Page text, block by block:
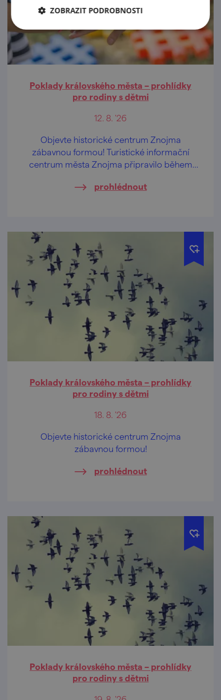
Poklady královského města – prohlídky
pro rodiny s dětmi
12. 8. '26
Objevte historické centrum Znojma
zábavnou formou! Turistické informační
centrum města Znojma připravilo během
prohlídky určené především rodinám s
prohlédnout
Poklady královského města – prohlídky
pro rodiny s dětmi
18. 8. '26
Objevte historické centrum Znojma
zábavnou formou!
prohlédnout
Poklady královského města – prohlídky
pro rodiny s dětmi
ZOBRAZIT PODROBNOSTI